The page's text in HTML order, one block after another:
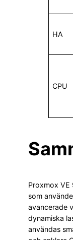
HA
CPU
Proxmox VE
som
avancerade
dynamiska
användas